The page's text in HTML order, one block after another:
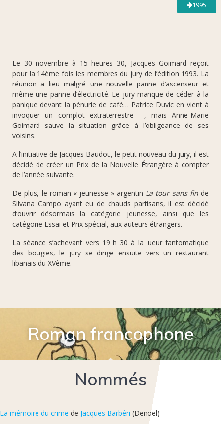
1995
Le 30 novembre à 15 heures 30, Jacques Goimard reçoit
pour la 14ème fois les membres du jury de l’édition 1993. La
réunion a lieu malgré une nouvelle panne d’ascenseur et
même une panne d’électricité. Le jury manque de céder à la
panique devant la pénurie de café… Patrice Duvic en vient à
invoquer un complot extraterrestre  , mais Anne-Marie
Goimard sauve la situation grâce à l’obligeance de ses
voisins.
A l’initiative de Jacques Baudou, le petit nouveau du jury, il est
décidé de créer un Prix de la Nouvelle Étrangère à compter
de l’année suivante.
De plus, le roman « jeunesse » argentin La tour sans finde
Silvana Campo ayant eu de chauds partisans, il est décidé
d’ouvrir désormais la catégorie jeunesse, ainsi que les
catégorie Essai et Prix spécial, aux auteurs étrangers.
La séance s’achevant vers 19 h 30 à la lueur fantomatique
des bougies, le jury se dirige ensuite vers un restaurant
libanais du XVème.
Roman francophone
Nommés
La mémoire du crime de Jacques Barbéri (Denoël)